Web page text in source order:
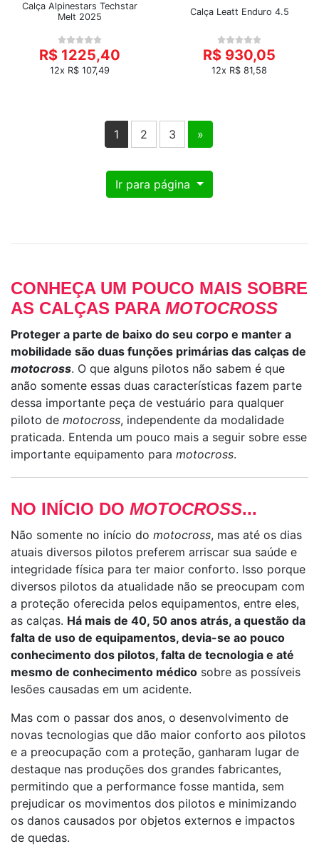
Calça Alpinestars Techstar
Melt 2025
R$ 1225,40
12x R$ 107,49
Calça Leatt Enduro 4.5
R$ 930,05
12x R$ 81,58
Ir para página
1 2 3 »
CONHEÇA UM POUCO MAIS SOBRE
AS CALÇAS PARA MOTOCROSS
Proteger a parte de baixo do seu corpo e manter a
mobilidade são duas funções primárias das calças de
motocross. O que alguns pilotos não sabem é que
anão somente essas duas características fazem parte
dessa importante peça de vestuário para qualquer
piloto de motocross, independente da modalidade
praticada. Entenda um pouco mais a seguir sobre esse
importante equipamento para motocross.
NO INÍCIO DO MOTOCROSS...
Não somente no início do motocross, mas até os dias
atuais diversos pilotos preferem arriscar sua saúde e
integridade física para ter maior conforto. Isso porque
diversos pilotos da atualidade não se preocupam com
a proteção oferecida pelos equipamentos, entre eles,
as calças. Há mais de 40, 50 anos atrás, a questão da
falta de uso de equipamentos, devia-se ao pouco
conhecimento dos pilotos, falta de tecnologia e até
mesmo de conhecimento médico sobre as possíveis
lesões causadas em um acidente.
Mas com o passar dos anos, o desenvolvimento de
novas tecnologias que dão maior conforto aos pilotos
e a preocupação com a proteção, ganharam lugar de
destaque nas produções dos grandes fabricantes,
permitindo que a performance fosse mantida, sem
prejudicar os movimentos dos pilotos e minimizando
os danos causados por objetos externos e impactos
de quedas.